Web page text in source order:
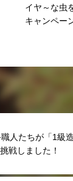
イヤ～な虫
キャンペー
人たちが「1級
戦しました！